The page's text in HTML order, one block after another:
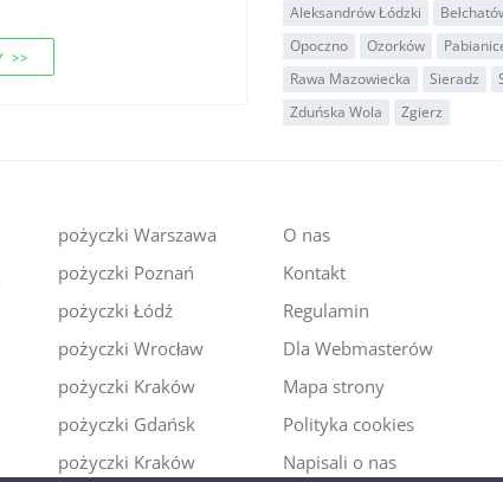
>>
Aleksandrów Łódzki
Opoczno
Ozorków
Rawa Mazowiecka
Sieradz
Zduńska Wola
Zgierz
pożyczki Warszawa
pożyczki Poznań
pożyczki Łódź
pożyczki Wrocław
pożyczki Kraków
pożyczki Gdańsk
pożyczki Kraków
O nas
Kontakt
Regulamin
Dla Webmasterów
Mapa strony
Polityka cookies
Napisali o nas